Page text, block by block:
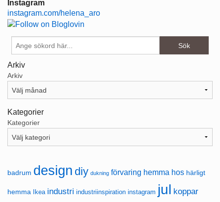
Instagram
instagram.com/helena_aro
Arkiv
Arkiv
Kategorier
Kategorier
badrum design diy dukning förvaring hemma hos härligt
hemma Ikea industri industriinspiration instagram jul koppar